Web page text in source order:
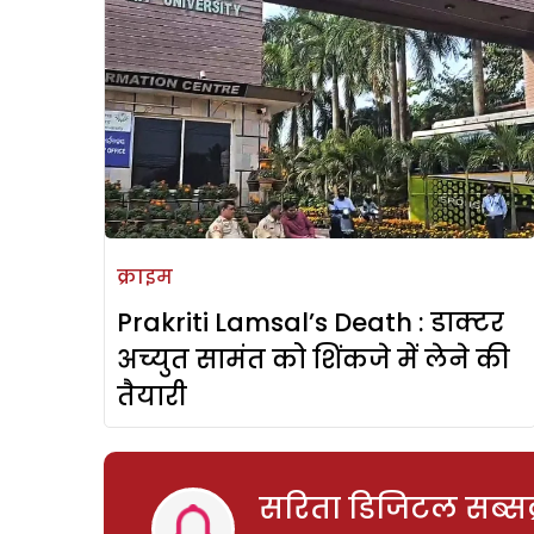
क्राइम
Prakriti Lamsal’s Death : डाक्टर
अच्युत सामंत को शिंकजे में लेने की
तैयारी
सरिता डिजिटल